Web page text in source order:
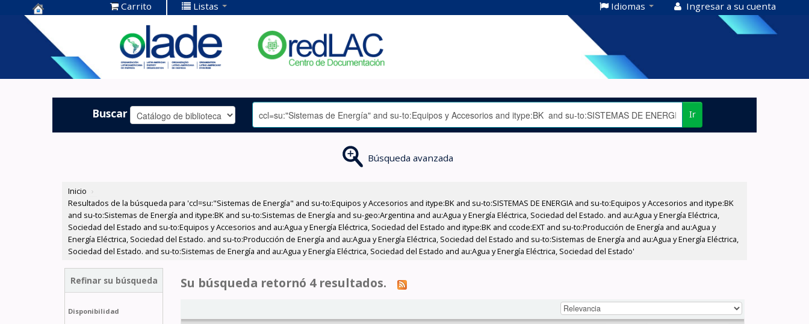
Centro de
Documentación
OLADE -
Carrito Listas Idiomas Ingresar a su cuenta
Buscar Ir
Búsqueda avanzada
Inicio ›
Resultados de la búsqueda para 'ccl=su:"Sistemas de Energía" and su-to:Equipos y Accesorios and itype:BK and su-to:SISTEMAS DE ENERGIA and su-to:Equipos y Accesorios and itype:BK
and su-to:Sistemas de Energía and itype:BK and su-to:Sistemas de Energía and su-geo:Argentina and au:Agua y Energía Eléctrica, Sociedad del Estado. and au:Agua y Energía Eléctrica,
Sociedad del Estado and su-to:Equipos y Accesorios and au:Agua y Energía Eléctrica, Sociedad del Estado and itype:BK and ccode:EXT and su-to:Producción de Energía and au:Agua y
Energía Eléctrica, Sociedad del Estado. and su-to:Producción de Energía and au:Agua y Energía Eléctrica, Sociedad del Estado and su-to:Sistemas de Energía and au:Agua y Energía Eléctrica,
Sociedad del Estado. and su-to:Sistemas de Energía and au:Agua y Energía Eléctrica, Sociedad del Estado and au:Agua y Energía Eléctrica, Sociedad del Estado'
Refinar su búsqueda
Disponibilidad
Su búsqueda retornó 4 resultados.